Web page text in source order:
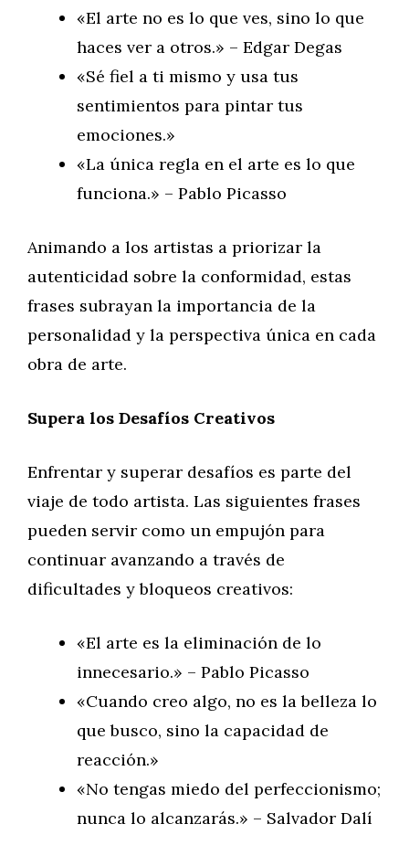
«El arte no es lo que ves, sino lo que
haces ver a otros.» – Edgar Degas
«Sé fiel a ti mismo y usa tus
sentimientos para pintar tus
emociones.»
«La única regla en el arte es lo que
funciona.» – Pablo Picasso
Animando a los artistas a priorizar la
autenticidad sobre la conformidad, estas
frases subrayan la importancia de la
personalidad y la perspectiva única en cada
obra de arte.
Supera los Desafíos Creativos
Enfrentar y superar desafíos es parte del
viaje de todo artista. Las siguientes frases
pueden servir como un empujón para
continuar avanzando a través de
dificultades y bloqueos creativos:
«El arte es la eliminación de lo
innecesario.» – Pablo Picasso
«Cuando creo algo, no es la belleza lo
que busco, sino la capacidad de
reacción.»
«No tengas miedo del perfeccionismo;
nunca lo alcanzarás.» – Salvador Dalí